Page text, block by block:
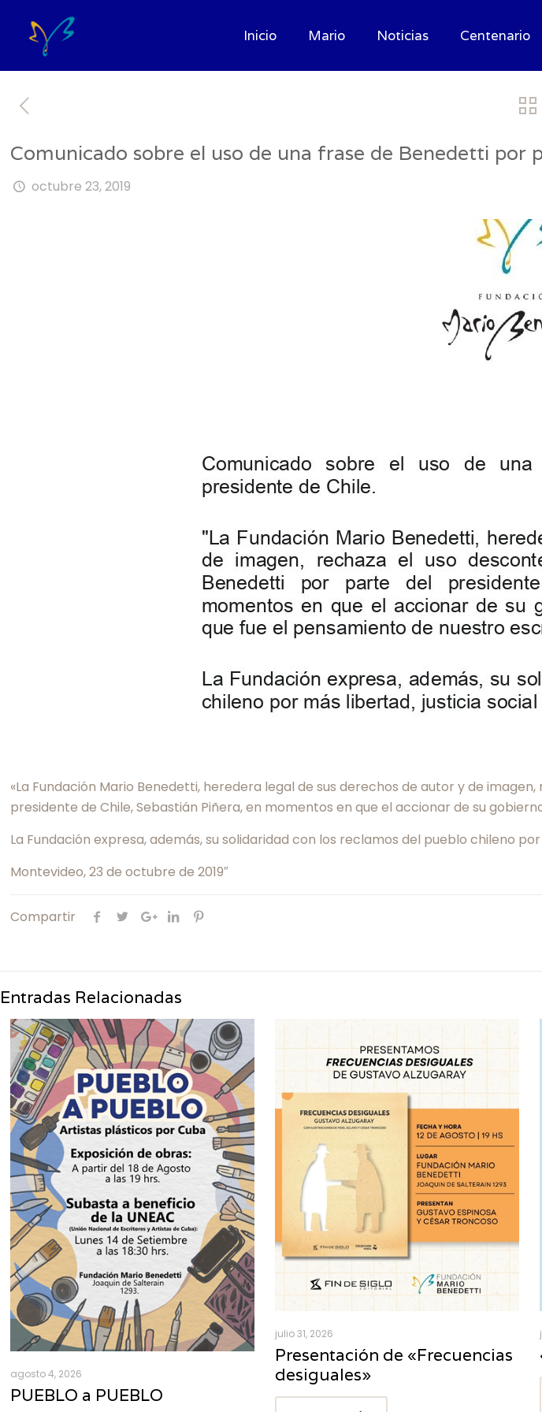
Inicio Mario Noticias Centenario
Comunicado sobre el uso de una frase de Benedetti por
octubre 23, 2019
«La Fundación Mario Benedetti, heredera legal de sus derechos de autor y de
presidente de Chile, Sebastián Piñera, en momentos en que el accionar de su
La Fundación expresa, además, su solidaridad con los reclamos del pueblo chileno
Montevideo, 23 de octubre de 2019″
Compartir
Entradas Relacionadas
agosto 4, 2026
PUEBLO a PUEBLO
julio 31, 2026
Presentación de «Frecuencias
desiguales»